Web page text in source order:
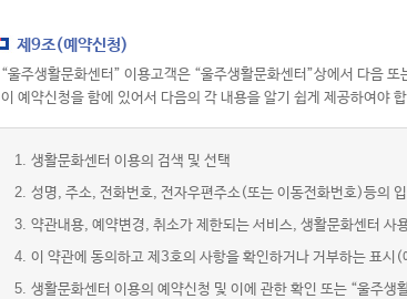
제9조(예약신청)
“울주생활문화센터” 이용고객은 “울주생활문화센터”상에서 다음
이 예약신청을 함에 있어서 다음의 각 내용을 알기 쉽게 제공하여야
1. 생활문화센터 이용의 검색 및 선택
2. 성명, 주소, 전화번호, 전자우편주소(또는 이동전화번호)등의
3. 약관내용, 예약변경, 취소가 제한되는 서비스, 생활문화센터 사
4. 이 약관에 동의하고 제3호의 사항을 확인하거나 거부하는 표시(
5. 생활문화센터 이용의 예약신청 및 이에 관한 확인 또는 “울주생